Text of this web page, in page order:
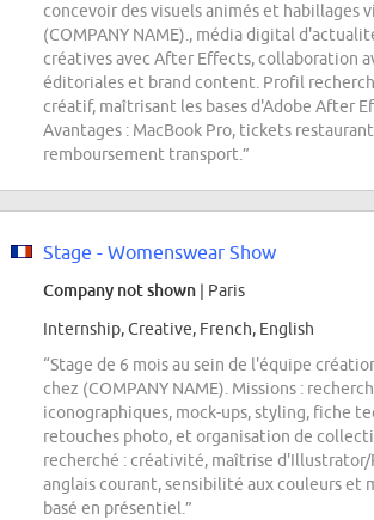
concevoir des visuels animés et habillages
(COMPANY NAME)., média digital
créatives avec After Effects, collaboration
éditoriales et brand content. Profil
créatif, maîtrisant les bases d'Adobe After
Avantages : MacBook Pro, tickets
remboursement transport.”
Stage - Womenswear Show
Company not shown | Paris
Internship, Creative, French, English
“Stage de 6 mois au sein de l'équipe
chez (COMPANY NAME). Missions :
iconographiques, mock-ups, styling, fiche
retouches photo, et organisation de
recherché : créativité, maîtrise d'Illustrator/
anglais courant, sensibilité aux couleurs et
basé en présentiel.”